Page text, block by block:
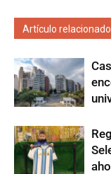
Artículo